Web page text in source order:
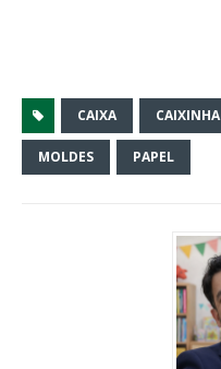
CAIXA CAIXINHA
MOLDES PAPEL